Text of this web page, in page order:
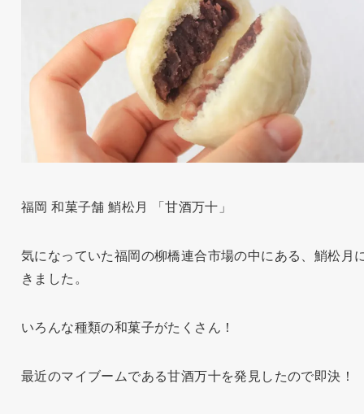
福岡 和菓子舗 鮹松月 「甘酒万十」
気になっていた福岡の柳橋連合市場の中にある、鮹松月
きました。
いろんな種類の和菓子がたくさん！
最近のマイブームである甘酒万十を発見したので即決！